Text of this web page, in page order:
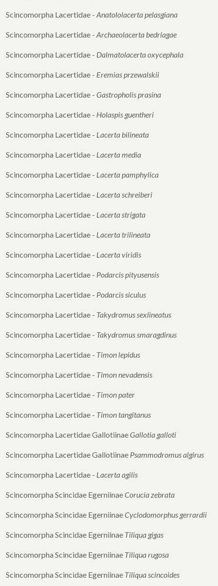
Scincomorpha Lacertidae - Anatololacerta pelasgiana
Scincomorpha Lacertidae - Archaeolacerta bedriagae
Scincomorpha Lacertidae - Dalmatolacertaoxycephala
Scincomorpha Lacertidae - Eremias przewalskii
Scincomorpha Lacertidae - Gastropholis prasina
Scincomorpha Lacertidae - Holaspis guentheri
Scincomorpha Lacertidae - Lacerta bilineata
Scincomorpha Lacertidae - Lacerta media
Scincomorpha Lacertidae - Lacerta pamphylica
Scincomorpha Lacertidae - Lacerta schreiberi
Scincomorpha Lacertidae - Lacerta strigata
Scincomorpha Lacertidae - Lacerta trilineata
Scincomorpha Lacertidae - Lacerta viridis
Scincomorpha Lacertidae - Podarcis pityusensis
Scincomorpha Lacertidae - Podarcis siculus
Scincomorpha Lacertidae - Takydromus sexlineatus
Scincomorpha Lacertidae - Takydromus smaragdinus
Scincomorpha Lacertidae - Timon lepidus
Scincomorpha Lacertidae - Timon nevadensis
Scincomorpha Lacertidae - Timon pater
Scincomorpha Lacertidae - Timon tangitanus
Scincomorpha Lacertidae GallotiinaeGallotia galloti
Scincomorpha Lacertidae Gallotiinae Psammodromus algirus
Scincomorpha Lacertidae - Lacerta agilis
Scincomorpha Scincidae EgerniinaeCorucia zebrata
Scincomorpha Scincidae EgerniinaeCyclodomorphus gerrardii
Scincomorpha Scincidae Egerniinae Tiliqua gigas
Scincomorpha Scincidae Egerniinae Tiliqua rugosa
Scincomorpha Scincidae Egerniinae Tiliqua scincoides